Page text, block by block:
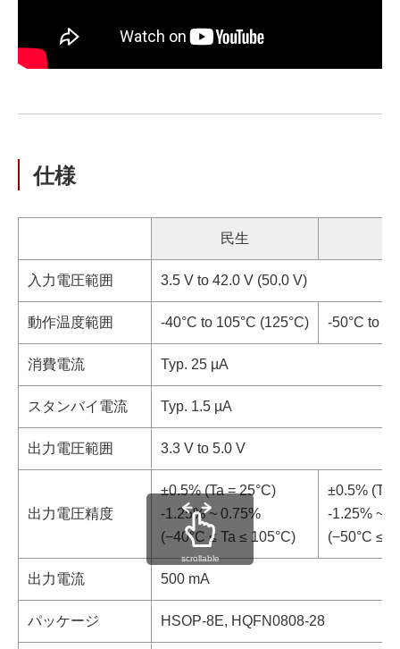
仕様
民生
入力電圧範囲 3.5 V to 42.0 V (50.0 V)
動作温度範囲 -40°C to 105°C (125°C) -50°C to
消費電流 Typ. 25 µA
スタンバイ電流 Typ. 1.5 µA
出力電圧範囲 3.3 V to 5.0 V
出力電圧精度
±0.5% (Ta = 25°C)
-1.25% ~ 0.75%
(−40°C ≤ Ta ≤ 105°C)
±0.5% (Ta
-1.25% ~
(−50°C ≤
出力電流 500 mA
パッケージ HSOP-8E, HQFN0808-28
scrollable